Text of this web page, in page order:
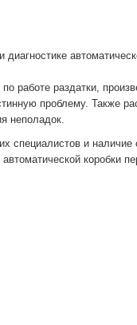
диагностике
работе раздатки,
проблему. Также
неполадок.
и наличие
коробки